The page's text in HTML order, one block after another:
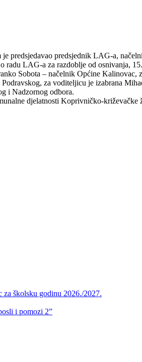
predsjedavao predsjednik LAG-a,
LAG-a za razdoblje od osnivanja,
Sobota – načelnik Općine Kalinovac,
za voditeljicu je izabrana
i Nadzornog odbora.
djelatnosti Koprivničko-križevačke
školsku godinu 2026./2027.
i pomozi 2”